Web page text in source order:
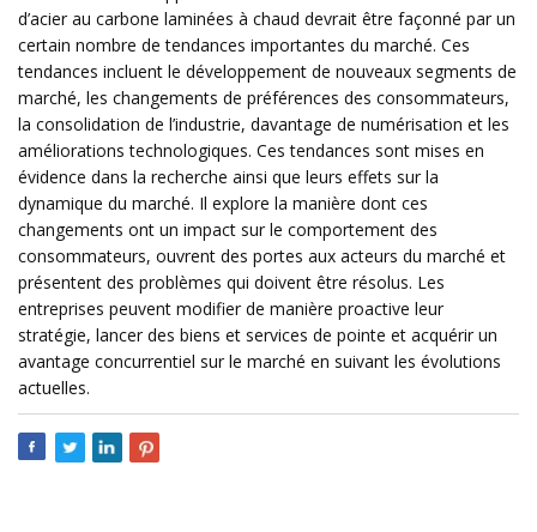
d’acier au carbone laminées à chaud devrait être façonné par un
certain nombre de tendances importantes du marché. Ces
tendances incluent le développement de nouveaux segments de
marché, les changements de préférences des consommateurs,
la consolidation de l’industrie, davantage de numérisation et les
améliorations technologiques. Ces tendances sont mises en
évidence dans la recherche ainsi que leurs effets sur la
dynamique du marché. Il explore la manière dont ces
changements ont un impact sur le comportement des
consommateurs, ouvrent des portes aux acteurs du marché et
présentent des problèmes qui doivent être résolus. Les
entreprises peuvent modifier de manière proactive leur
stratégie, lancer des biens et services de pointe et acquérir un
avantage concurrentiel sur le marché en suivant les évolutions
actuelles.